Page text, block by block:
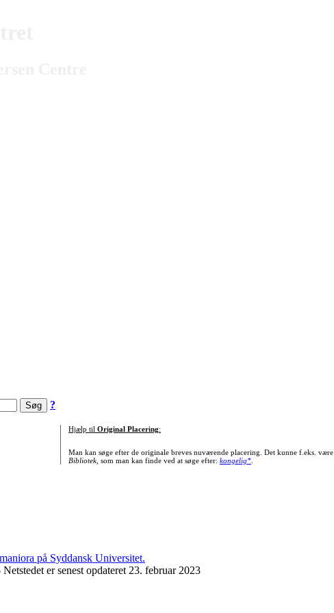
?
Hjælp til Original Placering:
Man kan søge efter de originale breves nuværende placering. Det kunne f.eks. være
Bibliotek, som man kan finde ved at søge efter: kongelig*.
er senest opdateret 23. februar 2023